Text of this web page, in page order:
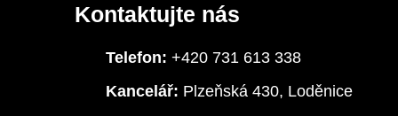
Kontaktujte nás
Telefon: +420 731 613 338
Kancelář: Plzeňská 430, Loděnice